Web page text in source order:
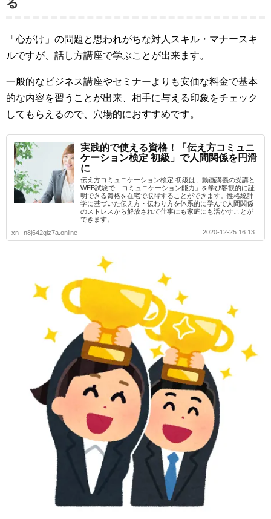
る
「心がけ」の問題と思われがちな対人スキル・マナースキ
ルですが、話し方講座で学ぶことが出来ます。
一般的なビジネス講座やセミナーよりも安価な料金で基本
的な内容を習うことが出来、相手に与える印象をチェック
してもらえるので、穴場的におすすめです。
実践的で使える資格！「伝え方コミュニ
ケーション検定 初級」で人間関係を円滑
に
伝え方コミュニケーション検定 初級は、動画講義の受講と
WEB試験で「コミュニケーション能力」を学び客観的に証
明できる資格を在宅で取得することができます。性格統計
学に基づいた伝え方・伝わり方を体系的に学んで人間関係
のストレスから解放されて仕事にも家庭にも活かすことが
できます。
xn--n8j642giz7a.online
2020-12-25 16:13